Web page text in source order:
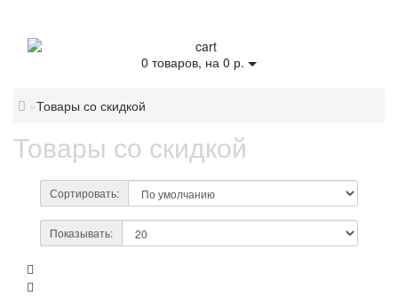
0 товаров, на 0 р.
Товары со скидкой
Товары со скидкой
Сортировать:
Показывать: